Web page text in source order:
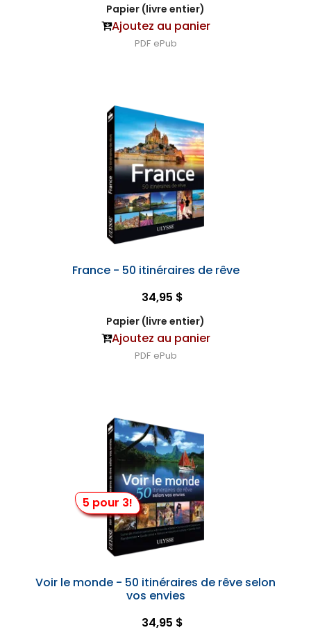
Papier (livre entier)
Ajoutez au panier
PDF ePub
France - 50 itinéraires de rêve
34,95 $
Papier (livre entier)
Ajoutez au panier
PDF ePub
5 pour 3!
Voir le monde - 50 itinéraires de rêve selon
vos envies
34,95 $